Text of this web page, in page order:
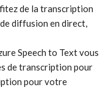
de la transcription
diffusion en direct,
Speech to Text vous
de transcription pour
pour votre